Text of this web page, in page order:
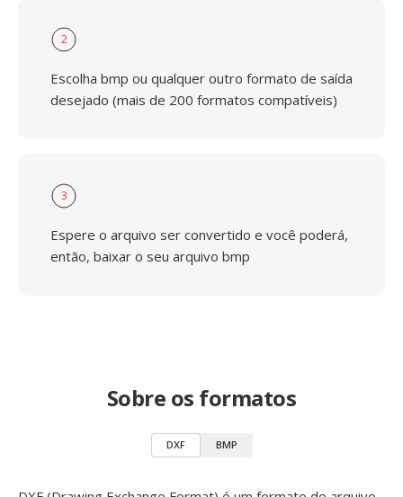
2
Escolha bmp ou qualquer outro formato de saída
desejado (mais de 200 formatos compatíveis)
3
Espere o arquivo ser convertido e você poderá,
então, baixar o seu arquivo bmp
Sobre os formatos
DXF BMP